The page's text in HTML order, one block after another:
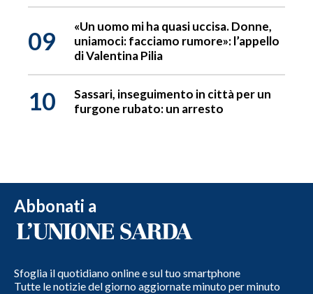
09
«Un uomo mi ha quasi uccisa. Donne,
uniamoci: facciamo rumore»: l’appello
di Valentina Pilia
10
Sassari, inseguimento in città per un
furgone rubato: un arresto
Abbonati a
Sfoglia il quotidiano online e sul tuo smartphone
Tutte le notizie del giorno aggiornate minuto per minuto